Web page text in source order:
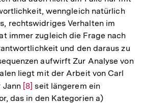
wenngleich natürlich
rechtswidriges Verhalten im
immer zugleich die Frage nach
und den daraus zu
aufwirft Zur Analyse von
liegt mit der Arbeit von Carl
Jann Zur
Auflösung
[8] seit längerem ein
das in den Kategorien a)